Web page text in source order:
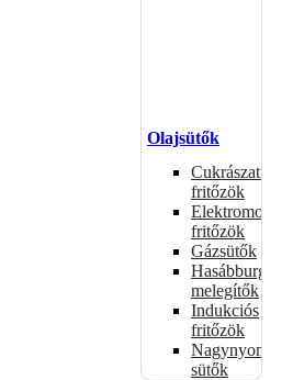
Olajsütők
Cukrászati
fritőzök
Elektromos
fritőzök
Gázsütők
Hasábburgonya
melegítők
Indukciós
fritőzök
Nagynyomású
sütők